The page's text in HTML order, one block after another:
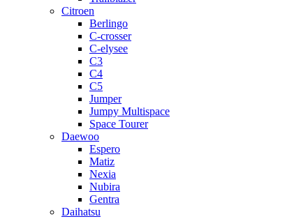
Citroen
Berlingo
C-crosser
C-elysee
C3
C4
C5
Jumper
Jumpy Multispace
Space Tourer
Daewoo
Espero
Matiz
Nexia
Nubira
Gentra
Daihatsu